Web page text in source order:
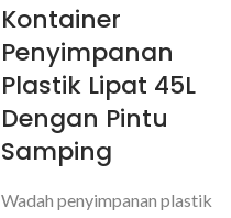
Kontainer
Penyimpanan
Plastik Lipat 45L
Dengan Pintu
Samping
Wadah penyimpanan plastik